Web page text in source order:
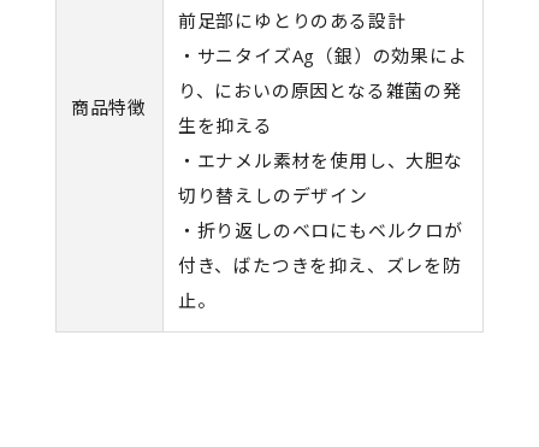
商品特徴
前足部にゆとりのある設計
・サニタイズAg（銀）の効果によ
り、においの原因となる雑菌の発
生を抑える
・エナメル素材を使用し、大胆な
切り替えしのデザイン
・折り返しのベロにもベルクロが
付き、ばたつきを抑え、ズレを防
止。